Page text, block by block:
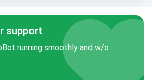
support
running smoothly and w/o